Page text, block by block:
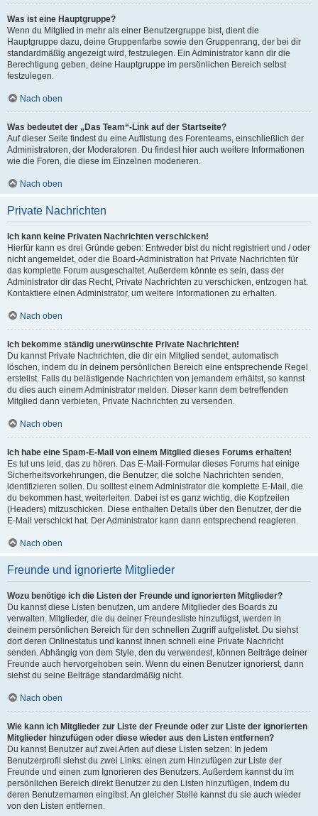
Was ist eine Hauptgruppe?
Wenn du Mitglied in mehr als einer Benutzergruppe bist, dient die
Hauptgruppe dazu, deine Gruppenfarbe sowie den Gruppenrang, der bei dir
standardmäßig angezeigt wird, festzulegen. Ein Administrator kann dir die
Berechtigung geben, deine Hauptgruppe im persönlichen Bereich selbst
festzulegen.
Nach oben
Was bedeutet der „Das Team“-Link auf der Startseite?
Auf dieser Seite findest du eine Auflistung des Forenteams, einschließlich der
Administratoren, der Moderatoren. Du findest hier auch weitere Informationen
wie die Foren, die diese im Einzelnen moderieren.
Nach oben
Private Nachrichten
Ich kann keine Privaten Nachrichten verschicken!
Hierfür kann es drei Gründe geben: Entweder bist du nicht registriert und / oder
nicht angemeldet, oder die Board-Administration hat Private Nachrichten für
das komplette Forum ausgeschaltet. Außerdem könnte es sein, dass der
Administrator dir das Recht, Private Nachrichten zu verschicken, entzogen hat.
Kontaktiere einen Administrator, um weitere Informationen zu erhalten.
Nach oben
Ich bekomme ständig unerwünschte Private Nachrichten!
Du kannst Private Nachrichten, die dir ein Mitglied sendet, automatisch
löschen, indem du in deinem persönlichen Bereich eine entsprechende Regel
erstellst. Falls du belästigende Nachrichten von jemandem erhältst, so kannst
du dies auch einem Administrator melden. Dieser kann dem betreffenden
Mitglied dann verbieten, Private Nachrichten zu versenden.
Nach oben
Ich habe eine Spam-E-Mail von einem Mitglied dieses Forums erhalten!
Es tut uns leid, das zu hören. Das E-Mail-Formular dieses Forums hat einige
Sicherheitsvorkehrungen, die Benutzer, die solche Nachrichten senden,
identifizieren sollen. Du solltest einem Administrator die komplette E-Mail, die
du bekommen hast, weiterleiten. Dabei ist es ganz wichtig, die Kopfzeilen
(Headers) mitzuschicken. Diese enthalten Details über den Benutzer, der die
E-Mail verschickt hat. Der Administrator kann dann entsprechend reagieren.
Nach oben
Freunde und ignorierte Mitglieder
Wozu benötige ich die Listen der Freunde und ignorierten Mitglieder?
Du kannst diese Listen benutzen, um andere Mitglieder des Boards zu
verwalten. Mitglieder, die du deiner Freundesliste hinzufügst, werden in
deinem persönlichen Bereich für den schnellen Zugriff aufgelistet. Du siehst
dort deren Onlinestatus und kannst ihnen schnell eine Private Nachricht
senden. Abhängig von dem Style, den du verwendest, können Beiträge deiner
Freunde auch hervorgehoben sein. Wenn du einen Benutzer ignorierst, dann
siehst du seine Beiträge standardmäßig nicht.
Nach oben
Wie kann ich Mitglieder zur Liste der Freunde oder zur Liste der ignorierten
Mitglieder hinzufügen oder diese wieder aus den Listen entfernen?
Du kannst Benutzer auf zwei Arten auf diese Listen setzen: In jedem
Benutzerprofil siehst du zwei Links: einen zum Hinzufügen zur Liste der
Freunde und einen zum Ignorieren des Benutzers. Außerdem kannst du im
persönlichen Bereich direkt Benutzer zu den Listen hinzufügen, indem du
deren Benutzernamen eingibst. An gleicher Stelle kannst du sie auch wieder
von den Listen entfernen.